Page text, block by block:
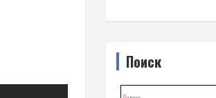
Поиск